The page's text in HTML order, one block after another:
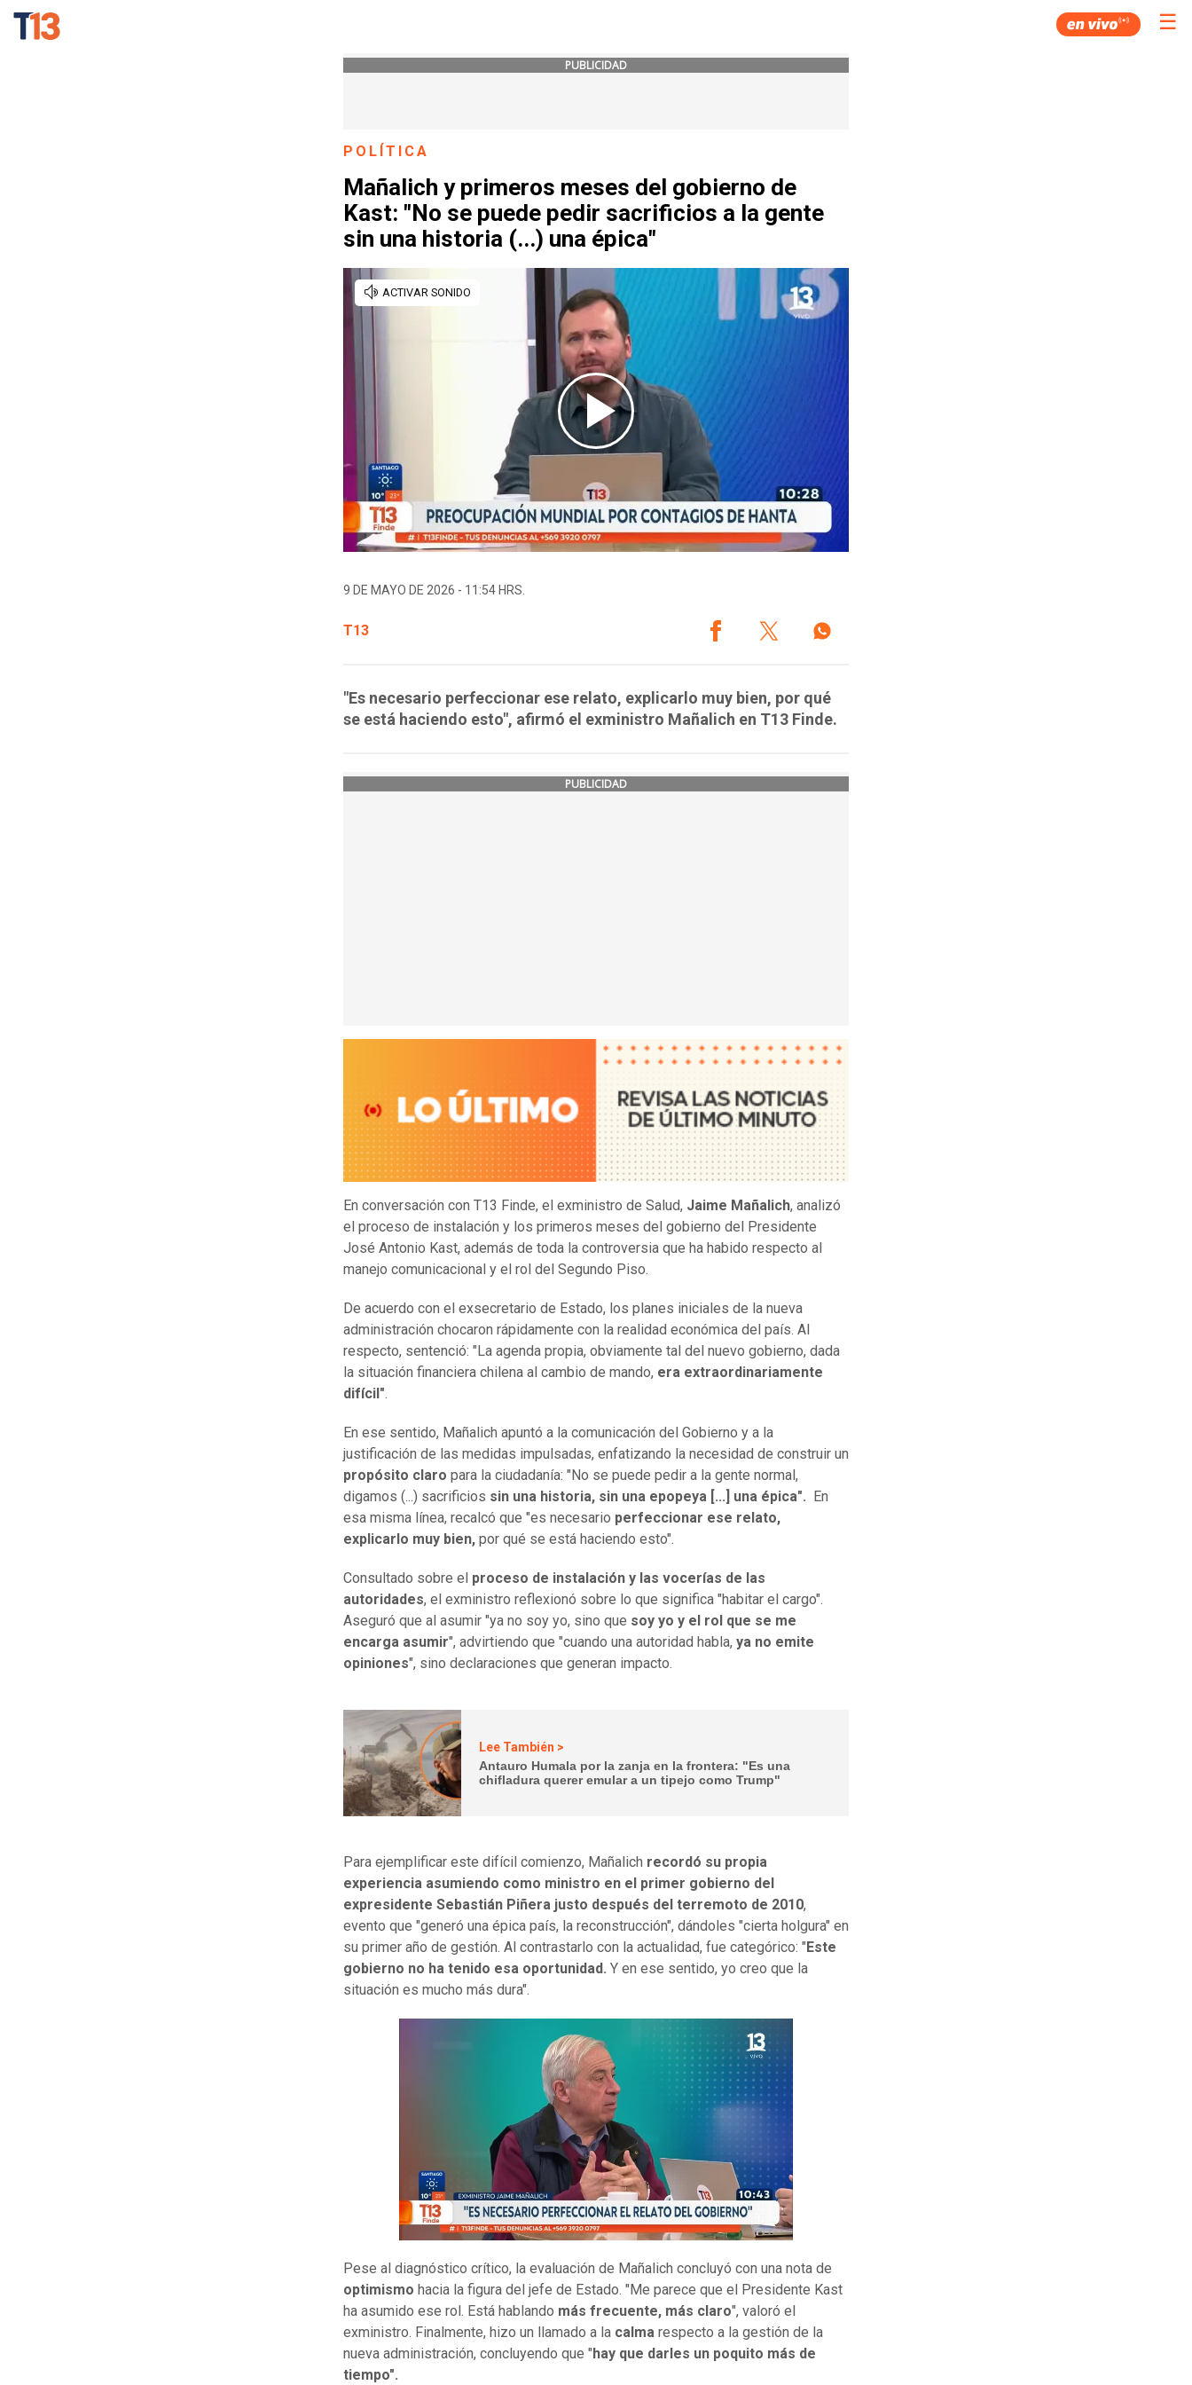
☰
PUBLICIDAD
POLÍTICA
Mañalich y primeros meses del gobierno de
Kast: "No se puede pedir sacrificios a la gente
sin una historia (...) una épica"
9 DE MAYO DE 2026 - 11:54 HRS.
T13
"Es necesario perfeccionar ese relato, explicarlo muy bien, por qué
se está haciendo esto", afirmó el exministro Mañalich en T13 Finde.
PUBLICIDAD
En conversación con T13 Finde, el exministro de Salud, Jaime Mañalich, analizó
el proceso de instalación y los primeros meses del gobierno del Presidente
José Antonio Kast, además de toda la controversia que ha habido respecto al
manejo comunicacional y el rol del Segundo Piso.
De acuerdo con el exsecretario de Estado, los planes iniciales de la nueva
administración chocaron rápidamente con la realidad económica del país. Al
respecto, sentenció: "La agenda propia, obviamente tal del nuevo gobierno, dada
la situación financiera chilena al cambio de mando, era extraordinariamente
difícil".
En ese sentido, Mañalich apuntó a la comunicación del Gobierno y a la
justificación de las medidas impulsadas, enfatizando la necesidad de construir un
propósito claro para la ciudadanía: "No se puede pedir a la gente normal,
digamos (...) sacrificios sin una historia, sin una epopeya [...] una épica". En
esa misma línea, recalcó que "es necesario perfeccionar ese relato,
explicarlo muy bien, por qué se está haciendo esto".
Consultado sobre el proceso de instalación y las vocerías de las
autoridades, el exministro reflexionó sobre lo que significa "habitar el cargo".
Aseguró que al asumir "ya no soy yo, sino que soy yo y el rol que se me
encarga asumir", advirtiendo que "cuando una autoridad habla, ya no emite
opiniones", sino declaraciones que generan impacto.
Lee También >
Antauro Humala por la zanja en la frontera: "Es una
chifladura querer emular a un tipejo como Trump"
Para ejemplificar este difícil comienzo, Mañalich recordó su propia
experiencia asumiendo como ministro en el primer gobierno del
expresidente Sebastián Piñera justo después del terremoto de 2010,
evento que "generó una épica país, la reconstrucción", dándoles "cierta holgura" en
su primer año de gestión. Al contrastarlo con la actualidad, fue categórico: "Este
gobierno no ha tenido esa oportunidad. Y en ese sentido, yo creo que la
situación es mucho más dura".
Pese al diagnóstico crítico, la evaluación de Mañalich concluyó con una nota de
optimismo hacia la figura del jefe de Estado. "Me parece que el Presidente Kast
ha asumido ese rol. Está hablando más frecuente, más claro", valoró el
exministro. Finalmente, hizo un llamado a la calma respecto a la gestión de la
nueva administración, concluyendo que "hay que darles un poquito más de
tiempo".